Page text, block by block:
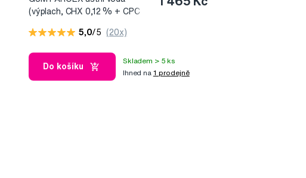
(výplach, CHX 0,12 % + CPC
pumpou
5,0/5 (20x)
Do košíku
Skladem > 5 ks
Ihned na 1 prodejně